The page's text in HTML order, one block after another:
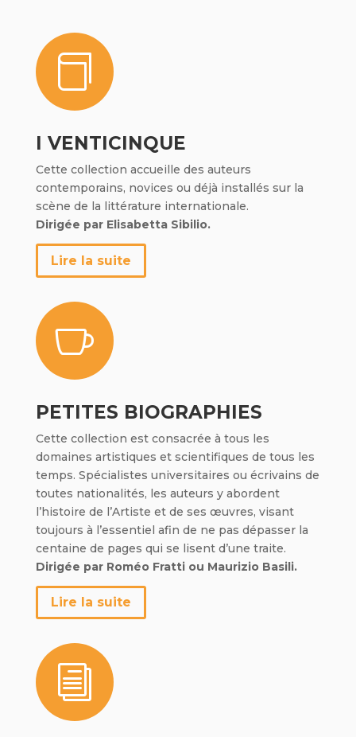

I VENTICINQUE
Cette collection accueille des auteurs
contemporains, novices ou déjà installés sur la
scène de la littérature internationale.
Dirigée par Elisabetta Sibilio.
Lire la suite

PETITES BIOGRAPHIES
Cette collection est consacrée à tous les
domaines artistiques et scientifiques de tous les
temps. Spécialistes universitaires ou écrivains de
toutes nationalités, les auteurs y abordent
l’histoire de l’Artiste et de ses œuvres, visant
toujours à l’essentiel afin de ne pas dépasser la
centaine de pages qui se lisent d’une traite.
Dirigée par Roméo Fratti ou Maurizio Basili.
Lire la suite
i